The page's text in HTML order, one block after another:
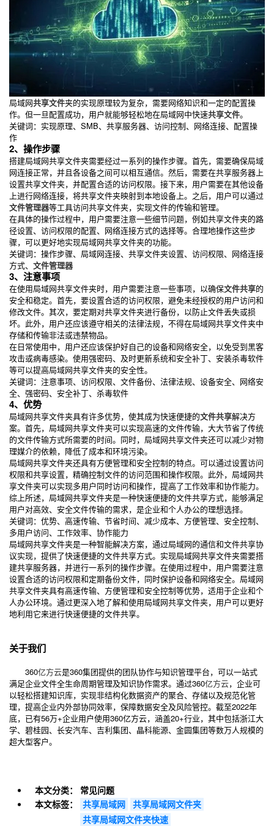
局域网共享文件夹的实现原理较为复杂，需要网络知识和一定的配置操
作。但一旦配置成功，用户就能够轻松地在局域网中快速共享文件。
关键词：实现原理、SMB、共享服务器、访问控制、网络连接、配置操
作
2、操作步骤
搭建局域网共享文件夹需要经过一系列的操作步骤。首先，需要确保局域
网连接正常，并且各设备之间可以相互通信。然后，需要在共享服务器上
设置共享文件夹，并配置合适的访问权限。接下来，用户需要在其他设备
上进行网络连接，将共享文件夹映射到本地设备上。之后，用户可以通过
文件管理器等工具访问共享文件夹，实现文件的传输和管理。
在具体的操作过程中，用户需要注意一些细节问题，例如共享文件夹的路
径设置、访问权限的配置、网络连接方式的选择等。合理地操作这些步
骤，可以更好地实现局域网共享文件夹的功能。
关键词：操作步骤、局域网连接、共享文件夹设置、访问权限、网络连接
方式、 文件管理器
3、注意事项
在使用局域网共享文件夹时，用户需要注意一些事项，以确保文件共享的
安全和稳定。首先，要设置合适的访问权限，避免未经授权的用户访问和
修改文件。其次，要定期对共享文件夹进行备份，以防止文件丢失或损
坏。此外，用户还应该遵守相关的法律法规，不得在局域网共享文件夹中
存储和传输非法或违禁物品。
在日常使用中，用户还应该保护好自己的设备和网络安全，以免受到黑客
攻击或病毒感染。使用强密码、及时更新系统和安全补丁、安装杀毒软件
等可以提高局域网共享文件夹的安全性。
关键词：注意事项、访问权限、文件备份、法律法规、设备安全、网络安
全、强密码、安全补丁、杀毒软件
4、优势
局域网共享文件夹具有许多优势，使其成为快速便捷的文件共享解决方
案。首先，局域网共享文件夹可以实现高速的文件传输，大大节省了传统
的文件传输方式所需要的时间。同时，局域网共享文件夹还可以减少对物
理媒介的依赖，降低了成本和环境污染。
局域网共享文件夹还具有方便管理和安全控制的特点。可以通过设置访问
权限和共享设置，精确控制文件的访问范围和操作权限。此外，局域网共
享文件夹可以实现多用户同时访问和操作，提高了工作效率和协作能力。
综上所述，局域网共享文件夹是一种快速便捷的文件共享方式，能够满足
用户对高效、安全文件传输的需求，是企业和个人办公的理想选择。
关键词：优势、高速传输、节省时间、减少成本、方便管理、安全控制、
多用户访问、工作效率、协作能力
局域网共享文件夹是一种智能解决方案，通过局域网的通信和文件共享协
议实现，提供了快速便捷的文件共享方式。实现局域网共享文件夹需要搭
建共享服务器，并进行一系列的操作步骤。在使用过程中，用户需要注意
设置合适的访问权限和定期备份文件，同时保护设备和网络安全。局域网
共享文件夹具有高速传输、方便管理和安全控制等优势，适用于企业和个
人办公环境。通过更深入地了解和使用局域网共享文件夹，用户可以更好
地利用它来进行快速便捷的文件共享。
关于我们
360亿方云是360集团提供的团队协作与知识管理平台，可以一站式
满足企业文件全生命周期管理及知识协作需求。通过360亿方云，企业可
以轻松搭建知识库，实现非结构化数据资产的聚合、存储以及规范化管
理，提高企业内外部协同效率，保障数据安全及风险管控。截至2022年
底，已有56万+企业用户使用360亿方云，涵盖20+行业，其中包括浙江大
学、碧桂园、长安汽车、吉利集团、晶科能源、金圆集团等数万人规模的
超大型客户。
本文分类：
常见问题
本文标签：
共享局域网 共享局域网文件夹
共享局域网文件夹快速